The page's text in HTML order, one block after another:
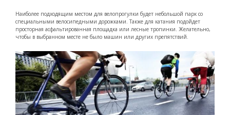
Наиболее подходящим местом для велопрогулки будет небольшой парк со
специальными велосипедными дорожками. Также для катания подойдет
просторная асфальтированная площадка или лесные тропинки. Желательно,
чтобы в выбранном месте не было машин или других препятствий.